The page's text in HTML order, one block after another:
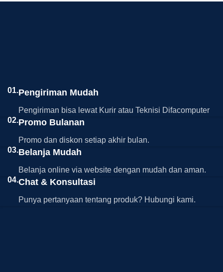
01.Pengiriman Mudah
Pengiriman bisa lewat Kurir atau Teknisi Difacomputer
02.Promo Bulanan
Promo dan diskon setiap akhir bulan.
03.Belanja Mudah
Belanja online via website dengan mudah dan aman.
04.Chat & Konsultasi
Punya pertanyaan tentang produk? Hubungi kami.